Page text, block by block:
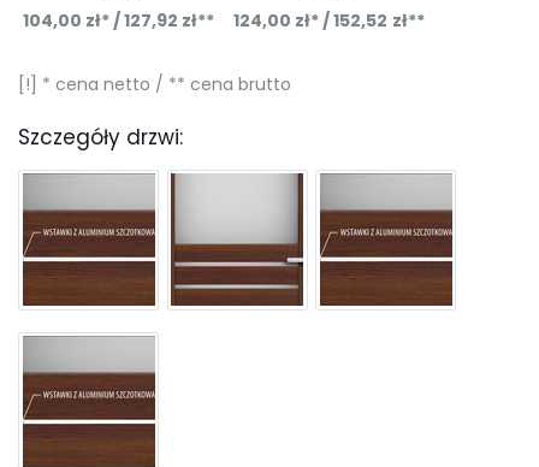
104,00 zł* / 127,92 zł**
124,00 zł*/ 152,52 zł**
[!] * cena netto / ** cena brutto
Szczegóły drzwi: